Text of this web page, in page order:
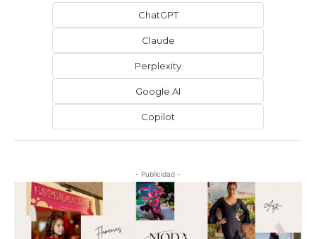
ChatGPT
Claude
Perplexity
Google AI
Copilot
- Publicidad -